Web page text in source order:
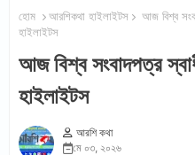
হোম আরশিকথা হাইলাইটস
আজ বিশ্ব
হাইলাইটস
আজ বিশ্ব সংবাদপত্র
হাইলাইটস
আরশি কথা
মে ০৩, ২০২৬